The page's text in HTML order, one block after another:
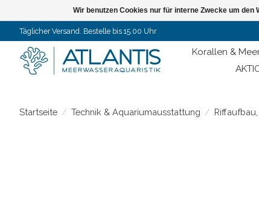
Täglicher Versand. Bestelle bis 15.00 Uhr
Korallen &
Startseite / Technik & Aquariumausstattung /
Wir benutzen Cookies nur für interne Zwecke um den